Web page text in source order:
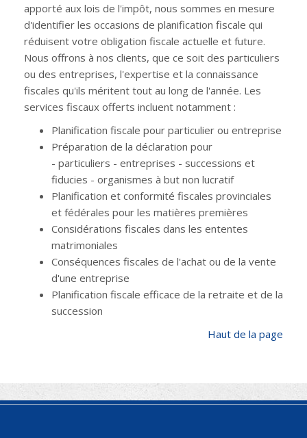
apporté aux lois de l'impôt, nous sommes en mesure
d'identifier les occasions de planification fiscale qui
réduisent votre obligation fiscale actuelle et future.
Nous offrons à nos clients, que ce soit des particuliers
ou des entreprises, l'expertise et la connaissance
fiscales qu'ils méritent tout au long de l'année. Les
services fiscaux offerts incluent notamment :
Planification fiscale pour particulier ou entreprise
Préparation de la déclaration pour
- particuliers - entreprises - successions et
fiducies - organismes à but non lucratif
Planification et conformité fiscales provinciales
et fédérales pour les matières premières
Considérations fiscales dans les ententes
matrimoniales
Conséquences fiscales de l'achat ou de la vente
d'une entreprise
Planification fiscale efficace de la retraite et de la
succession
Haut de la page